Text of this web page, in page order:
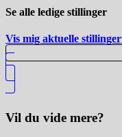
Se alle ledige stillinger
Vis mig aktuelle stillinger
Vil du vide mere?